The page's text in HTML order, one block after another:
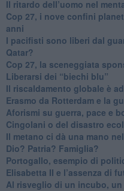
​Il ritardo dell’uomo nel
​Cop 27, i nove confini
anni
​I pacifisti sono liberi dal
Qatar?
​Cop 27, la sceneggiata
​Liberarsi dei “biechi blu”
Il riscaldamento globale è
​Erasmo da Rotterdam e la
​Aforismi su guerra, pace e
Cingolani o del disastro
​Il metano ci dà una mano
​Dio? Patria? Famiglia?
Portogallo, esempio di
​Elisabetta II e l’assenza di
Al risveglio di un incubo,